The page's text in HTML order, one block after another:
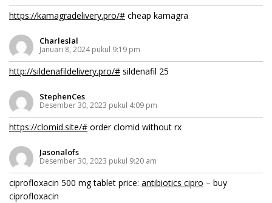
https://kamagradelivery.pro/# cheap kamagra
Charleslal
Januari 8, 2024 pukul 9:19 pm
http://sildenafildelivery.pro/# sildenafil 25
StephenCes
Desember 30, 2023 pukul 4:09 pm
https://clomid.site/# order clomid without rx
Jasonalofs
Desember 30, 2023 pukul 9:20 am
ciprofloxacin 500 mg tablet price: antibiotics cipro – buy
ciprofloxacin